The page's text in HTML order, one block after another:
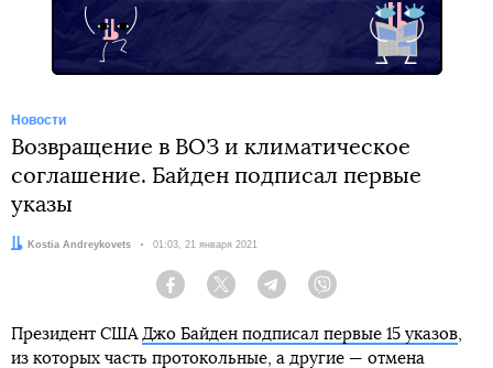
Новости
Возвращение в ВОЗ и климатическое
соглашение. Байден подписал первые
указы
Автор:Kostia Andreykovets Дата:
01:03, 21 января 2021
Facebook Twitter Telegram
Президент США Джо Байден подписал первые 15 указов,
из которых часть протокольные, а другие — отмена